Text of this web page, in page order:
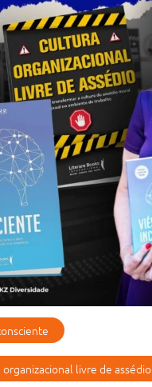
livre de assédio